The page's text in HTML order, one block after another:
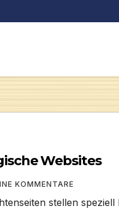
Websites
KOMMENTARE
stellen